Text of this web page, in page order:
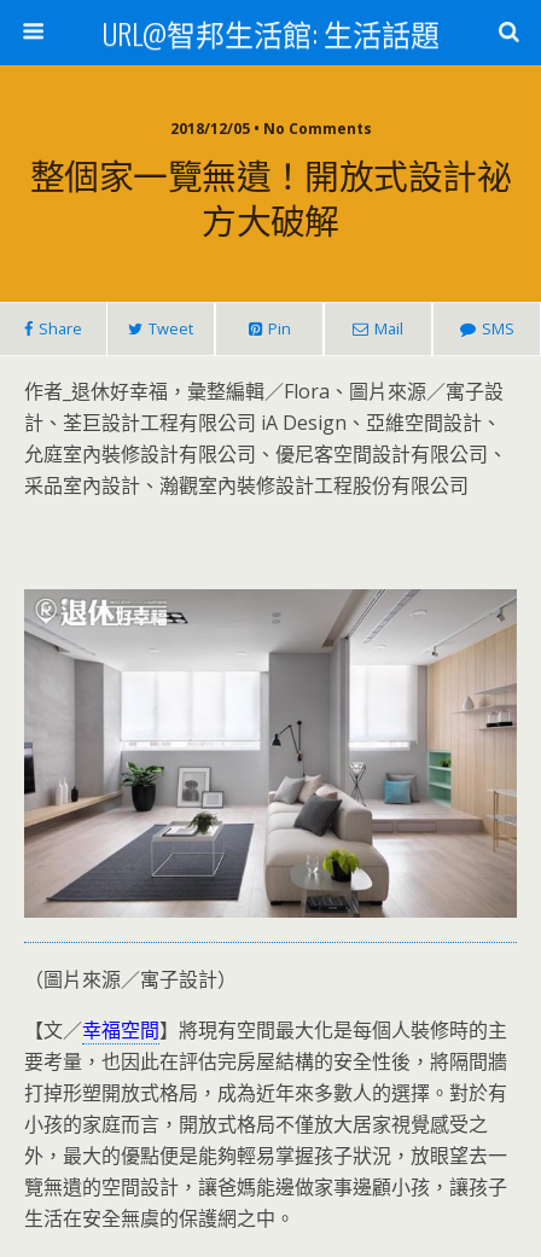
URL@智邦生活館: 生活話題
2018/12/05 • No Comments
整個家一覽無遺！開放式設計祕
方大破解
Share Tweet Pin Mail SMS
作者_退休好幸福，彙整編輯／Flora、圖片來源／寓子設
計、荃巨設計工程有限公司 iA Design、亞維空間設計、
允庭室內裝修設計有限公司、優尼客空間設計有限公司、
采品室內設計、瀚觀室內裝修設計工程股份有限公司
（圖片來源／寓子設計）
【文／幸福空間】將現有空間最大化是每個人裝修時的主
要考量，也因此在評估完房屋結構的安全性後，將隔間牆
打掉形塑開放式格局，成為近年來多數人的選擇。對於有
小孩的家庭而言，開放式格局不僅放大居家視覺感受之
外，最大的優點便是能夠輕易掌握孩子狀況，放眼望去一
覽無遺的空間設計，讓爸媽能邊做家事邊顧小孩，讓孩子
生活在安全無虞的保護網之中。